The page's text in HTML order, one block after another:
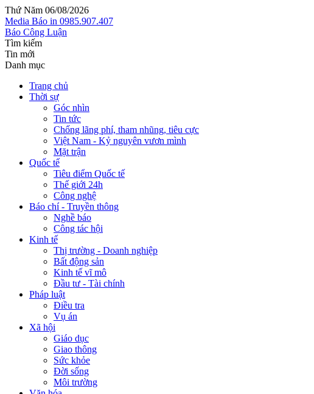
Thứ Năm 06/08/2026
Media Báo in 0985.907.407
Báo Công Luận
Tìm kiếm
Tin mới
Danh mục
Trang chủ
Thời sự
Góc nhìn
Tin tức
Chống lãng phí, tham nhũng, tiêu cực
Việt Nam - Kỷ nguyên vươn mình
Mặt trận
Quốc tế
Tiêu điểm Quốc tế
Thế giới 24h
Công nghệ
Báo chí - Truyền thông
Nghề báo
Công tác hội
Kinh tế
Thị trường - Doanh nghiệp
Bất động sản
Kinh tế vĩ mô
Đầu tư - Tài chính
Pháp luật
Điều tra
Vụ án
Xã hội
Giáo dục
Giao thông
Sức khỏe
Đời sống
Môi trường